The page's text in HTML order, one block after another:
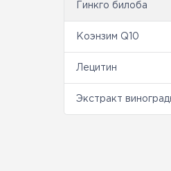
Гинкго билоба
Коэнзим Q10
Лецитин
Экстракт